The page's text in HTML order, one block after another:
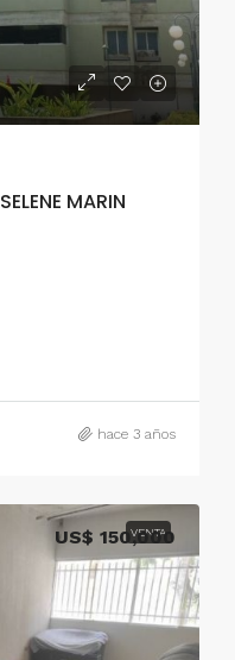
MARIN
hace 3 años
VENTA
US$ 150,000